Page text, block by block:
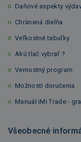
Daňové aspekty
Chránená dielňa
Veľkostné tabuľky
Akú tlač vybrať ?
Vernostný program
Možnosti doručenia
Manuál iMi Trade -
Všeobecné